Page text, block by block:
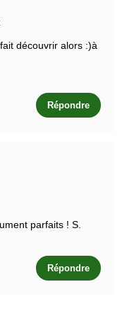
découvrir alors :)à
Répondre
parfaits ! S.
Répondre